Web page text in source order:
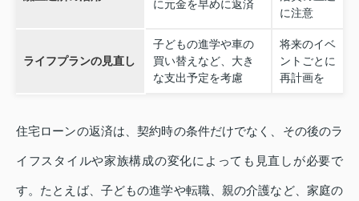
に元金を早めに返済
に注意
ライフプランの見直し
子どもの進学や車の
買い替えなど、大き
な支出予定を考慮
将来のイベ
ントごとに
再計画を
住宅ローンの返済は、契約時の条件だけでなく、その後のラ
イフスタイルや家族構成の変化によっても見直しが必要で
す。たとえば、子どもの進学や転職、親の介護など、家庭の